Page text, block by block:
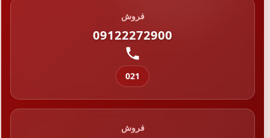
فروش
09122272900
021
فروش